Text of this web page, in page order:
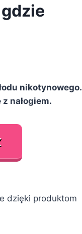
nikotynowego.
nałogiem.
dzięki produktom